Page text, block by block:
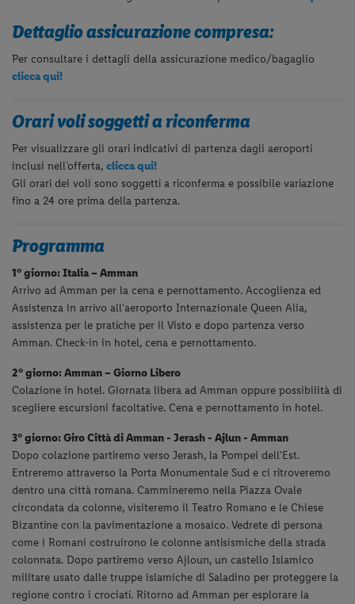
Dettaglio assicurazione compresa:
Per consultare i dettagli della assicurazione medico/bagaglio
clicca qui!
Orari voli soggetti a riconferma
Per visualizzare gli orari indicativi di partenza dagli aeroporti
inclusi nell’offerta,clicca qui!
Gli orari dei voli sono soggetti a riconferma e possibile variazione
fino a 24 ore prima della partenza.
Programma
1° giorno: Italia – Amman
Arrivo ad Amman per la cena e pernottamento. Accoglienza ed
Assistenza in arrivo all'aeroporto Internazionale Queen Alia,
assistenza per le pratiche per il Visto e dopo partenza verso
Amman. Check-in in hotel, cena e pernottamento.
2° giorno: Amman – Giorno Libero
Colazione in hotel. Giornata libera ad Amman oppure possibilità di
scegliere escursioni facoltative. Cena e pernottamento in hotel.
3° giorno: Giro Città di Amman - Jerash - Ajlun - Amman
Dopo colazione partiremo verso Jerash, la Pompei dell'Est.
Entreremo attraverso la Porta Monumentale Sud e ci ritroveremo
dentro una città romana. Cammineremo nella Piazza Ovale
circondata da colonne, visiteremo il TeatroRomano e le Chiese
Bizantine con la pavimentazione a mosaico. Vedrete di persona
come i Romani costruirono le colonne antisismiche della strada
colonnata. Dopo partiremo verso Ajloun, un castello Islamico
militare usato dalletruppe islamiche di Saladino per proteggere la
regione contro i crociati. Ritorno ad Amman per esplorare la